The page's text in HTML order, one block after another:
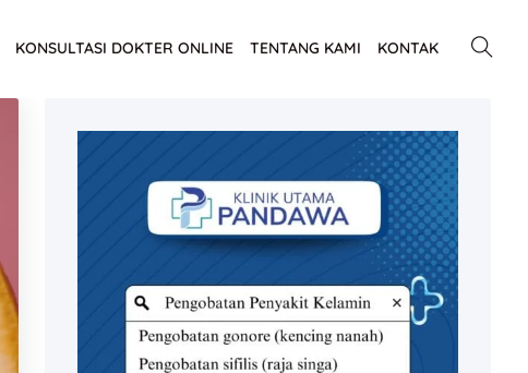
KONSULTASI DOKTER ONLINE TENTANG KAMI KONTAK